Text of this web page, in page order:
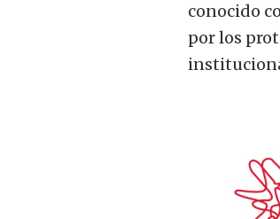
conocido
por los